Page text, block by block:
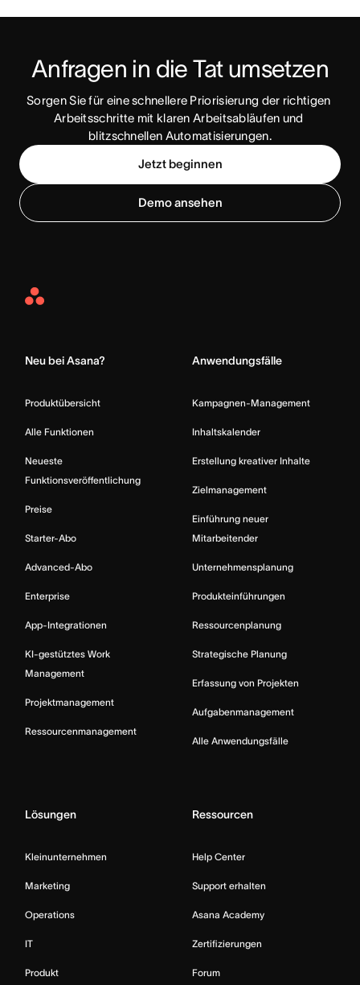
Anfragen in die Tat umsetzen
Sorgen Sie für eine schnellere Priorisierung der richtigen
Arbeitsschritte mit klaren Arbeitsabläufen und
blitzschnellen Automatisierungen.
Jetzt beginnen
Demo ansehen
Asana
Neu bei Asana?
Produktübersicht
Alle Funktionen
Neueste
Funktionsveröffentlichung
Preise
Starter-Abo
Advanced-Abo
Enterprise
App-Integrationen
KI-gestütztes Work
Management
Projektmanagement
Ressourcenmanagement
Anwendungsfälle
Kampagnen-Management
Inhaltskalender
Erstellung kreativer Inhalte
Zielmanagement
Einführung neuer
Mitarbeitender
Unternehmensplanung
Produkteinführungen
Ressourcenplanung
Strategische Planung
Erfassung von Projekten
Aufgabenmanagement
Alle Anwendungsfälle
Lösungen
Kleinunternehmen
Marketing
Operations
IT
Produkt
Ressourcen
Help Center
Support erhalten
Asana Academy
Zertifizierungen
Forum